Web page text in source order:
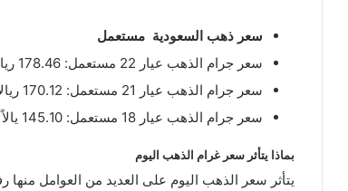
سعر ذهب السعودية مستعمل
سعر جرام الذهب عيار 22 مستعمل: 178.46 ريالاً.
سعر جرام الذهب عيار 21 مستعمل: 170.12 ريالاً
سعر جرام الذهب عيار 18 مستعمل: 145.10 يالاً
بماذا يتأثر سعر غرام الذهب اليوم
يتأثر سعر الذهب اليوم على العديد من العوامل